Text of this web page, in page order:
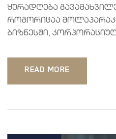
ყურადღება
როგორიცაა
ბიზნესში,
READ MORE